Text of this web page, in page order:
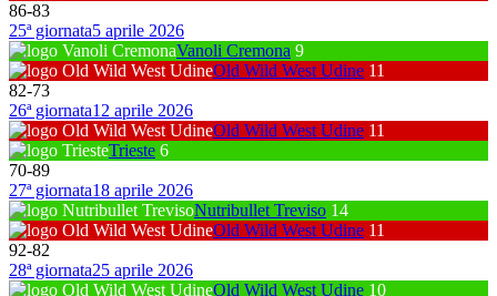
86-83
25ª giornata5 aprile 2026
Vanoli Cremona 9
Old Wild West Udine 11
82-73
26ª giornata12 aprile 2026
Old Wild West Udine 11
Trieste 6
70-89
27ª giornata18 aprile 2026
Nutribullet Treviso 14
Old Wild West Udine 11
92-82
28ª giornata25 aprile 2026
Old Wild West Udine 10